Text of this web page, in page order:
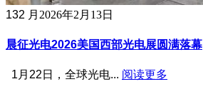
132 月 2026年2月13日
晨征光电2026美国西部光电展圆满落幕
1月22日，全球光电... 阅读更多